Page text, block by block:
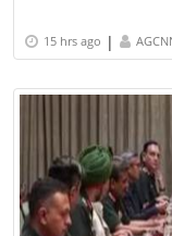
15 hrs ago |